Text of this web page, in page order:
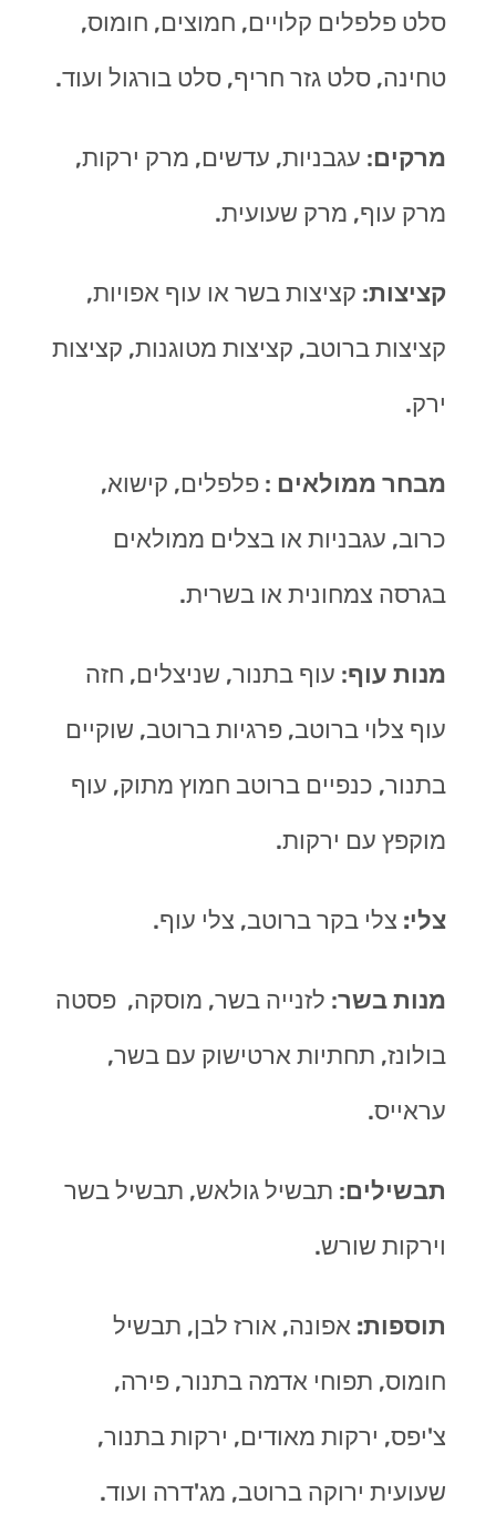
סלט פלפלים קלויים, חמוצים, חומוס,
טחינה, סלט גזר חריף, סלט בורגול ועוד.
מרקים: עגבניות, עדשים, מרק ירקות,
מרק עוף, מרק שעועית.
קציצות: קציצות בשר או עוף אפויות,
קציצות ברוטב, קציצות מטוגנות, קציצות
ירק.
מבחר ממולאים : פלפלים, קישוא,
כרוב, עגבניות או בצלים ממולאים
בגרסה צמחונית או בשרית.
מנות עוף: עוף בתנור, שניצלים, חזה
עוף צלוי ברוטב, פרגיות ברוטב, שוקיים
בתנור, כנפיים ברוטב חמוץ מתוק, עוף
מוקפץ עם ירקות.
צלי: צלי בקר ברוטב, צלי עוף.
מנות בשר: לזנייה בשר, מוסקה, פסטה
בולונז, תחתיות ארטישוק עם בשר,
עראייס.
תבשילים: תבשיל גולאש, תבשיל בשר
וירקות שורש.
תוספות: אפונה, אורז לבן, תבשיל
חומוס, תפוחי אדמה בתנור, פירה,
צ'יפס, ירקות מאודים, ירקות בתנור,
שעועית ירוקה ברוטב, מג'דרה ועוד.